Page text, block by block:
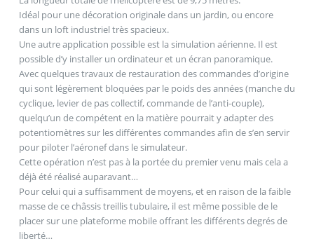
Idéal pour une décoration originale dans un jardin, ou encore
dans un loft industriel très spacieux.
Une autre application possible est la simulation aérienne. Il est
possible d’y installer un ordinateur et un écran panoramique.
Avec quelques travaux de restauration des commandes d’origine
qui sont légèrement bloquées par le poids des années (manche du
cyclique, levier de pas collectif, commande de l’anti-couple),
quelqu’un de compétent en la matière pourrait y adapter des
potentiomètres sur les différentes commandes afin de s’en servir
pour piloter l’aéronef dans le simulateur.
Cette opération n’est pas à la portée du premier venu mais cela a
déjà été réalisé auparavant…
Pour celui qui a suffisamment de moyens, et en raison de la faible
masse de ce châssis treillis tubulaire, il est même possible de le
placer sur une plateforme mobile offrant les différents degrés de
liberté…